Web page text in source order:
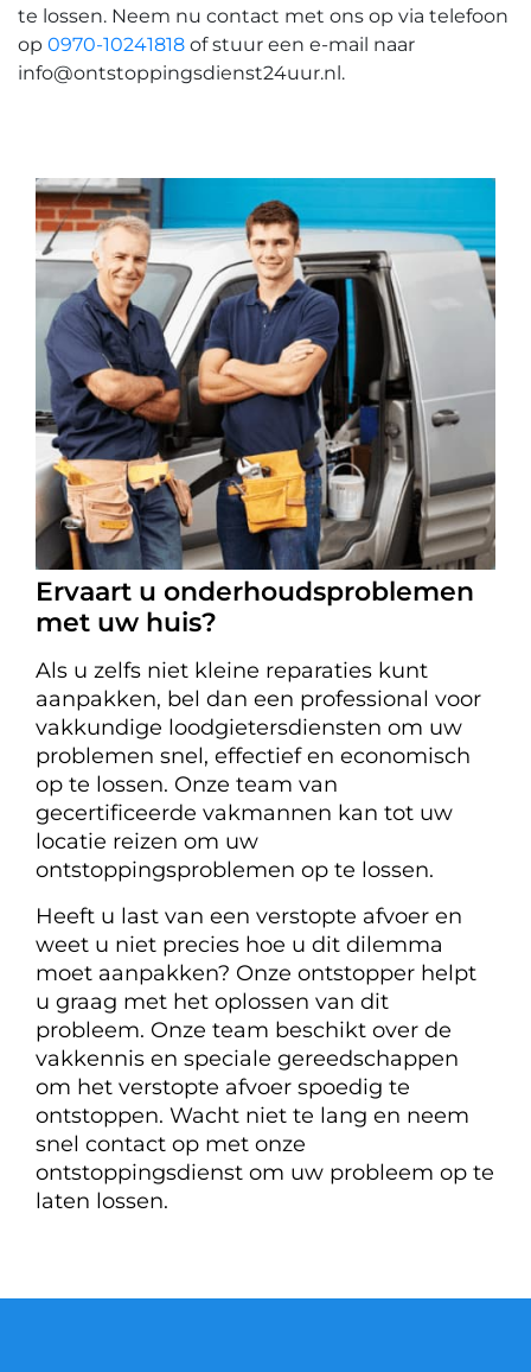
te lossen.​ Neem nu contact met ons op via telefoon
op 0970-10241818 of stuur een e-mail naar
info@ontstoppingsdienst24uur.nl.​
Ervaart u onderhoudsproblemen
met uw huis?
Als u zelfs niet kleine reparaties kunt
aanpakken, bel dan een professional voor
vakkundige loodgietersdiensten om uw
problemen snel, effectief en economisch
op te lossen. Onze team van
gecertificeerde vakmannen kan tot uw
locatie reizen om uw
ontstoppingsproblemen op te lossen.
Heeft u last van een verstopte afvoer en
weet u niet precies hoe u dit dilemma
moet aanpakken? Onze ontstopper helpt
u graag met het oplossen van dit
probleem. Onze team beschikt over de
vakkennis en speciale gereedschappen
om het verstopte afvoer spoedig te
ontstoppen. Wacht niet te lang en neem
snel contact op met onze
ontstoppingsdienst om uw probleem op te
laten lossen.